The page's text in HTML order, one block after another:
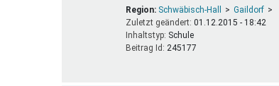
Region: Schwäbisch-Hall
Gaildorf
Zuletzt geändert:01.12.2015 - 18:42
Inhaltstyp:
schule
Beitrag Id:245177